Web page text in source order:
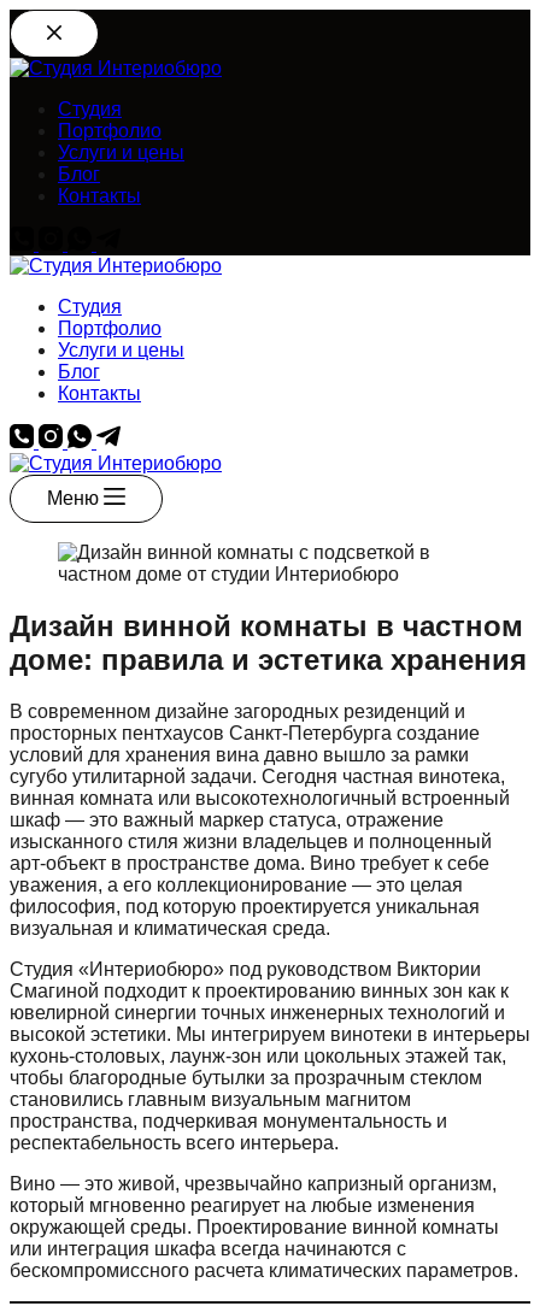
Перейти
к
сути
Студия
Портфолио
Услуги и цены
Блог
Контакты
Студия
Портфолио
Услуги и цены
Блог
Контакты
Меню
Дизайн винной комнаты в частном
доме: правила и эстетика хранения
В современном дизайне загородных резиденций и
просторных пентхаусов Санкт-Петербурга создание
условий для хранения вина давно вышло за рамки
сугубо утилитарной задачи. Сегодня частная винотека,
винная комната или высокотехнологичный встроенный
шкаф — это важный маркер статуса, отражение
изысканного стиля жизни владельцев и полноценный
арт-объект в пространстве дома. Вино требует к себе
уважения, а его коллекционирование — это целая
философия, под которую проектируется уникальная
визуальная и климатическая среда.
Студия «Интериобюро» под руководством Виктории
Смагиной подходит к проектированию винных зон как к
ювелирной синергии точных инженерных технологий и
высокой эстетики. Мы интегрируем винотеки в интерьеры
кухонь-столовых, лаунж-зон или цокольных этажей так,
чтобы благородные бутылки за прозрачным стеклом
становились главным визуальным магнитом
пространства, подчеркивая монументальность и
респектабельность всего интерьера.
Вино — это живой, чрезвычайно капризный организм,
который мгновенно реагирует на любые изменения
окружающей среды. Проектирование винной комнаты
или интеграция шкафа всегда начинаются с
бескомпромиссного расчета климатических параметров.